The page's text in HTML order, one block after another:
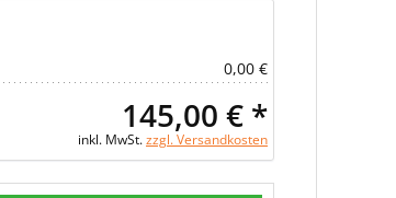
0,00 €
145,00 € *
inkl. MwSt.zzgl. Versandkosten